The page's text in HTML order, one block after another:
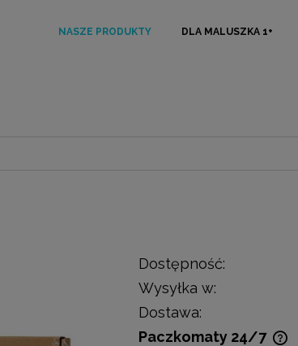
NASZE PRODUKTY DLA MALUSZKA 1+
Dostępność:
Wysyłka w:
Dostawa:
Paczkomaty 24/7